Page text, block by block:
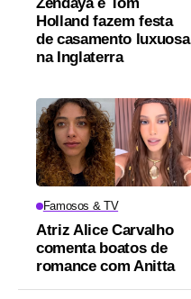
Holland fazem festa
de casamento luxuosa
na Inglaterra
Famosos & TV
Atriz Alice Carvalho
comenta boatos de
romance com Anitta